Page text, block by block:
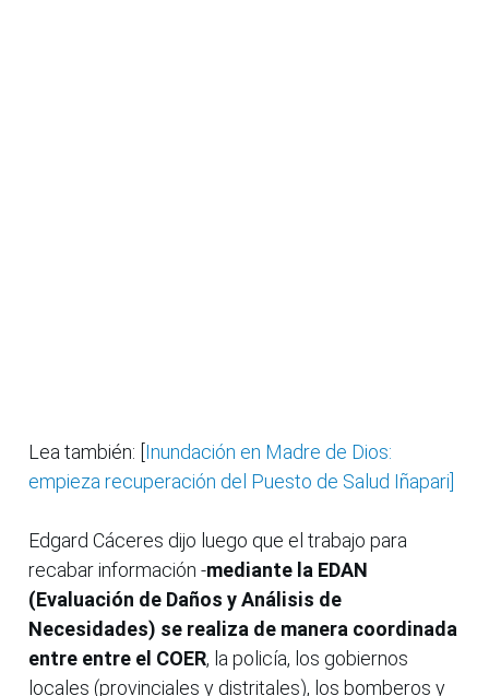
Lea también: [ Inundación en Madre de Dios:
empieza recuperación del Puesto de Salud Iñapari]
Edgard Cáceres dijo luego que el trabajo para
recabar información -mediante la EDAN
(Evaluación de Daños y Análisis de
Necesidades) se realiza de manera coordinada
entre entre el COER, la policía, los gobiernos
locales (provinciales y distritales), los bomberos y